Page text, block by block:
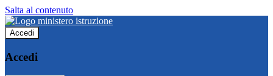
Salta al contenuto
Accedi
Accedi